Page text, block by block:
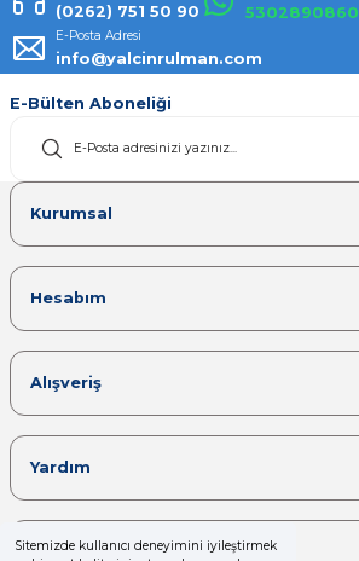
Sitemizde kullanıcı deneyimini iyileştirmek
(0262) 751 50 90
5302890860
E-Posta Adresi
info@yalcinrulman.com
E-Bülten Aboneliği
Kurumsal
Hesabım
Alışveriş
Yardım
Kategoriler